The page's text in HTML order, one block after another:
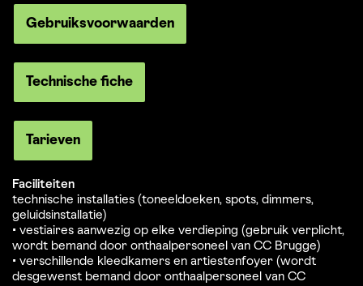
Gebruiksvoorwaarden
Technische fiche
Tarieven
Faciliteiten
technische installaties (toneeldoeken, spots, dimmers,
geluidsinstallatie)
• vestiaires aanwezig op elke verdieping (gebruik verplicht,
wordt bemand door onthaalpersoneel van CC Brugge)
• verschillende kleedkamers en artiestenfoyer (wordt
desgewenst bemand door onthaalpersoneel van CC